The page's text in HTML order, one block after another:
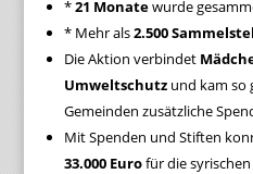
*21 Monatewurde
* Mehr als2.500
Die Aktion verbindet
Umweltschutz und kam so
Gemeinden zusätzliche
Mit Spenden und Stiften
33.000 Eurofür die